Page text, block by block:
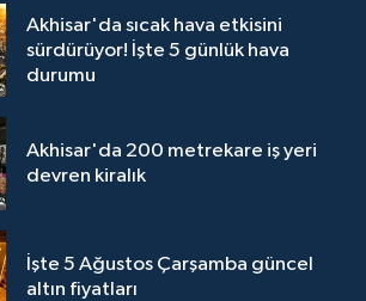
Akhisar'da sıcak hava etkisini
sürdürüyor! İşte 5 günlük hava
durumu
Akhisar'da 200 metrekare iş yeri
devren kiralık
İşte 5 Ağustos Çarşamba güncel
altın fiyatları